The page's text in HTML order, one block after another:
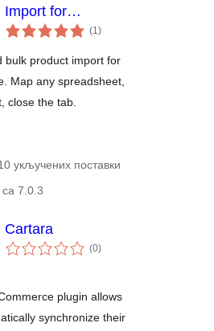
Import for
WooCommerce
(1укупних
оцена
)
bulk product import for
Map any spreadsheet,
close the tab.
укључених поставки
7.0.3
Cartara
(0укупних
оцена
)
plugin allows
synchronize their